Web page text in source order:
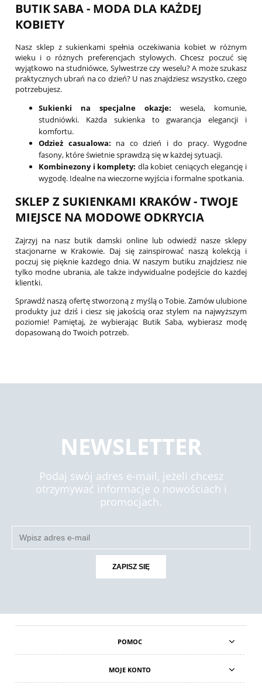
BUTIK SABA - MODA DLA KAŻDEJ
KOBIETY
Nasz sklep z sukienkami spełnia oczekiwania kobiet w różnym
wieku i o różnych preferencjach stylowych. Chcesz poczuć się
wyjątkowo na studniówce, Sylwestrze czy weselu? A może szukasz
praktycznych ubrań na co dzień? U nas znajdziesz wszystko, czego
potrzebujesz.
Sukienki na specjalne okazje: wesela, komunie,
studniówki. Każda sukienka to gwarancja elegancji i
komfortu.
Odzież casualowa: na co dzień i do pracy. Wygodne
fasony, które świetnie sprawdzą się w każdej sytuacji.
Kombinezony i komplety: dla kobiet ceniących elegancję i
wygodę. Idealne na wieczorne wyjścia i formalne spotkania.
SKLEP Z SUKIENKAMI KRAKÓW - TWOJE
MIEJSCE NA MODOWE ODKRYCIA
Zajrzyj na nasz butik damski online lub odwiedź nasze sklepy
stacjonarne w Krakowie. Daj się zainspirować naszą kolekcją i
poczuj się pięknie każdego dnia. W naszym butiku znajdziesz nie
tylko modne ubrania, ale także indywidualne podejście do każdej
klientki.
Sprawdź naszą ofertę stworzoną z myślą o Tobie. Zamów ulubione
produkty już dziś i ciesz się jakością oraz stylem na najwyższym
poziomie! Pamiętaj, że wybierając Butik Saba, wybierasz modę
dopasowaną do Twoich potrzeb.
NEWSLETTER
Podaj swój adres e-mail, jeżeli chcesz
otrzymywać informacje o nowościach i
promocjach.
ZAPISZ SIĘ
POMOC
MOJE KONTO